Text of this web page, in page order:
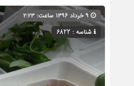
شناسه : 6822